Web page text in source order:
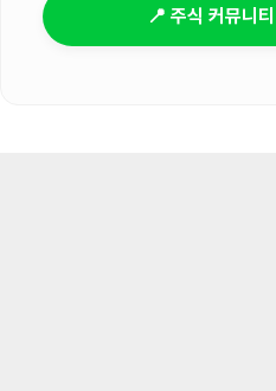
📍 주식 커뮤니